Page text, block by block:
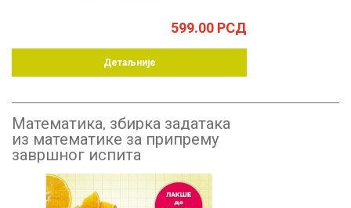
599.00 РСД
Детаљније
Математика, збирка задатака
из математике за припрему
завршног испита